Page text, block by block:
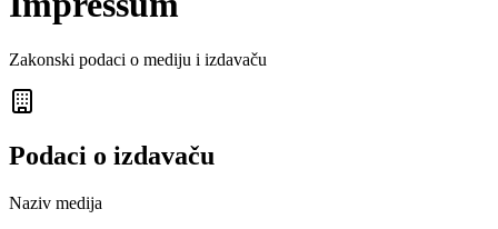
Zakonski podaci o mediju i izdavaču
Podaci o izdavaču
Naziv medija